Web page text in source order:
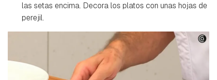
las setas encima. Decora los platos con unas hojas de
perejil.